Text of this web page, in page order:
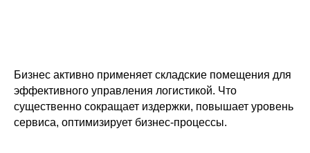
Бизнес активно применяет складские помещения для
эффективного управления логистикой. Что
существенно сокращает издержки, повышает уровень
сервиса, оптимизирует бизнес-процессы.